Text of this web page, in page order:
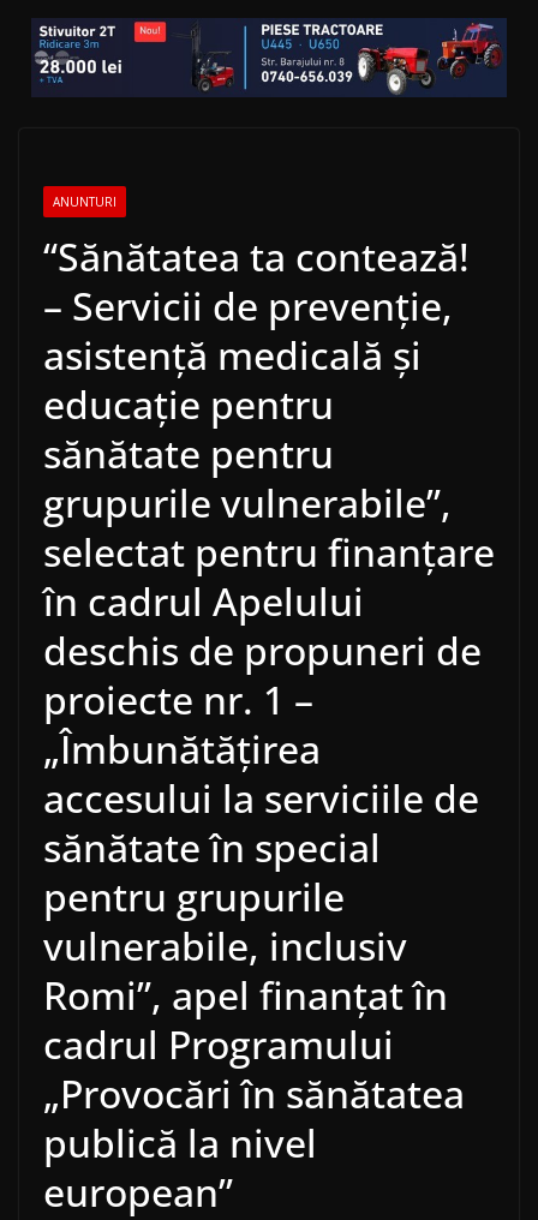
ANUNTURI
“Sănătatea ta contează!
– Servicii de prevenție,
asistență medicală și
educație pentru
sănătate pentru
grupurile vulnerabile”,
selectat pentru finanțare
în cadrul Apelului
deschis de propuneri de
proiecte nr. 1 –
„Îmbunătăţirea
accesului la serviciile de
sănătate în special
pentru grupurile
vulnerabile, inclusiv
Romi”, apel finanţat în
cadrul Programului
„Provocări în sănătatea
publică la nivel
european”